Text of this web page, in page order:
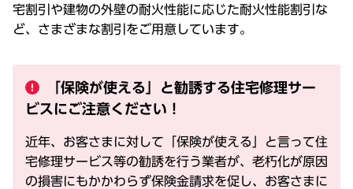
宅割引や建物の外壁の耐火性能に応じた耐火性能割引な
ど、さまざまな割引をご用意しています。
「保険が使える」と勧誘する住宅修理サー
ビスにご注意ください！
近年、お客さまに対して「保険が使える」と言って住
宅修理サービス等の勧誘を行う業者が、老朽化が原因
の損害にもかかわらず保険金請求を促し、お客さまに